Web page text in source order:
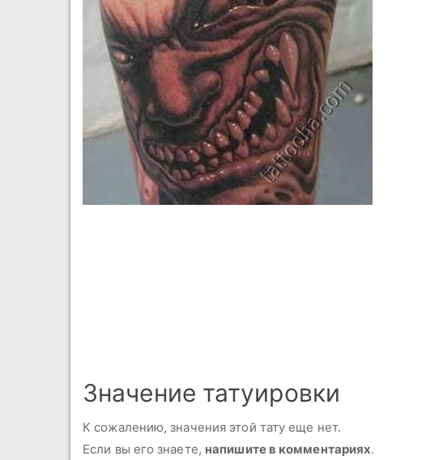
Значение татуировки
К сожалению, значения этой тату еще нет.
Если вы его знаете, напишите в комментариях.